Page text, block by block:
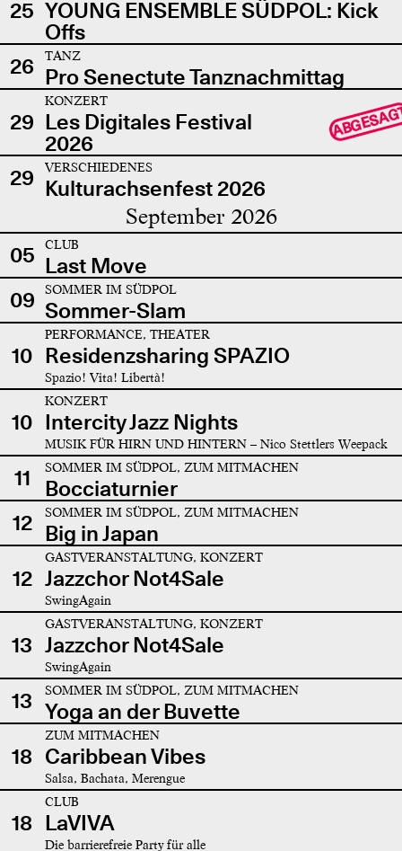
25 YOUNG ENSEMBLE SÜDPOL: Kick
Offs
26
TANZ
Pro Senectute Tanznachmittag
29
KONZERT
Les Digitales Festival
2026
29 VERSCHIEDENES
Kulturachsenfest 2026
September 2026
05 CLUB
Last Move
09
SOMMER IM SÜDPOL
Sommer-Slam
10
PERFORMANCE, THEATER
Residenzsharing SPAZIO
Spazio! Vita! Libertà!
10
KONZERT
Intercity Jazz Nights
MUSIK FÜR HIRN UND HINTERN – Nico Stettlers Weepack
11 SOMMER IM SÜDPOL, ZUM MITMACHEN
Bocciaturnier
12
SOMMER IM SÜDPOL, ZUM MITMACHEN
Big in Japan
12
GASTVERANSTALTUNG, KONZERT
Jazzchor Not4Sale
SwingAgain
13
GASTVERANSTALTUNG, KONZERT
Jazzchor Not4Sale
SwingAgain
13 SOMMER IM SÜDPOL, ZUM MITMACHEN
Yoga an der Buvette
18
ZUM MITMACHEN
Caribbean Vibes
Salsa, Bachata, Merengue
18
CLUB
LaVIVA
Die barrierefreie Party für alle